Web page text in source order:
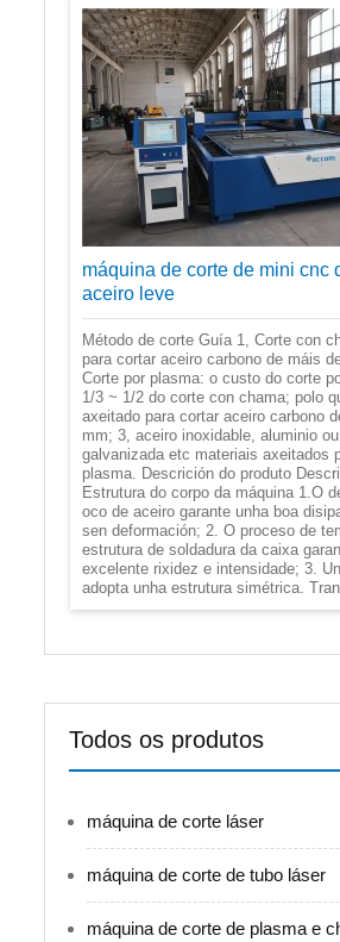
máquina de corte de mini cnc
aceiro leve
Método de corte Guía 1, Corte con
para cortar aceiro carbono de máis
Corte por plasma: o custo do corte
1/3 ~ 1/2 do corte con chama; polo
axeitado para cortar aceiro carbono
mm; 3, aceiro inoxidable, aluminio
galvanizada etc materiais axeitados
plasma. Descrición do produto
Estrutura do corpo da máquina 1.O
oco de aceiro garante unha boa
sen deformación; 2. O proceso de
estrutura de soldadura da caixa
excelente rixidez e intensidade; 3.
adopta unha estrutura simétrica.
Todos os produtos
máquina de corte láser
máquina de corte de tubo láser
máquina de corte de plasma e